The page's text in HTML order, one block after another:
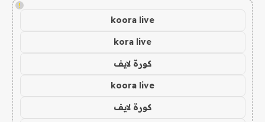
!
koora live
kora live
كورة لايف
koora live
كورة لايف